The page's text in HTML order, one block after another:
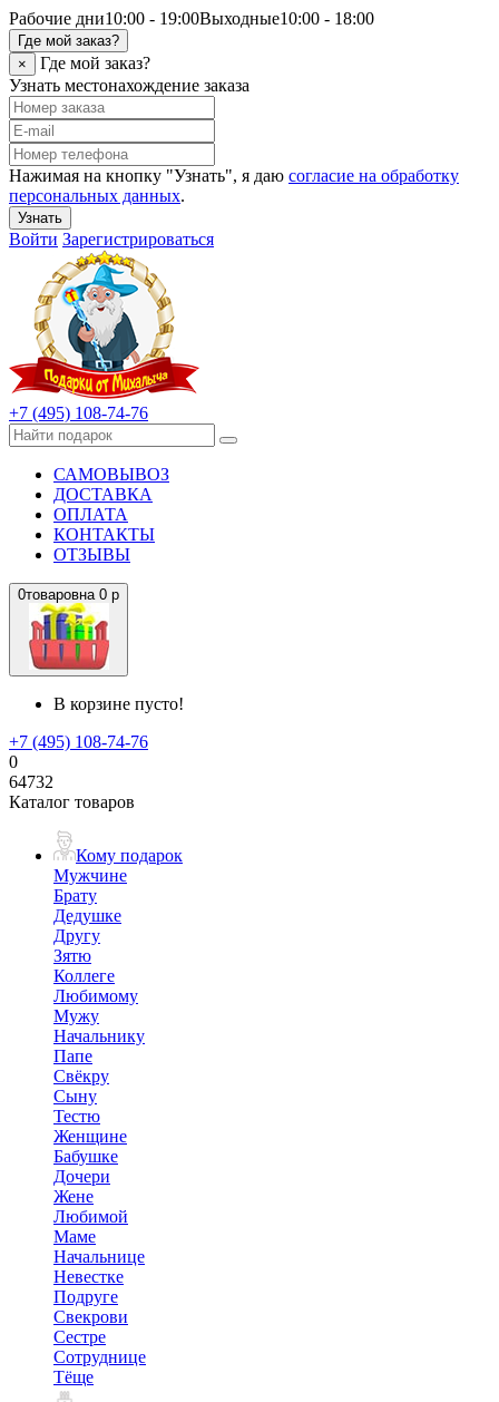
Рабочие дни10:00 - 19:00Выходные10:00 - 18:00
Где мой заказ?
×
Где мой заказ?
Узнать местонахождение заказа
Нажимая на кнопку "Узнать", я даю согласие на обработку
персональных данных.
Узнать
Войти Зарегистрироваться
+7 (495) 108-74-76
САМОВЫВОЗ
ДОСТАВКА
ОПЛАТА
КОНТАКТЫ
ОТЗЫВЫ
0товаровна 0 р
В корзине пусто!
+7 (495) 108-74-76
0
64732
Каталог товаров
Кому подарок
Мужчине
Брату
Дедушке
Другу
Зятю
Коллеге
Любимому
Мужу
Начальнику
Папе
Свёкру
Сыну
Тестю
Женщине
Бабушке
Дочери
Жене
Любимой
Маме
Начальнице
Невестке
Подруге
Свекрови
Сестре
Сотруднице
Тёще